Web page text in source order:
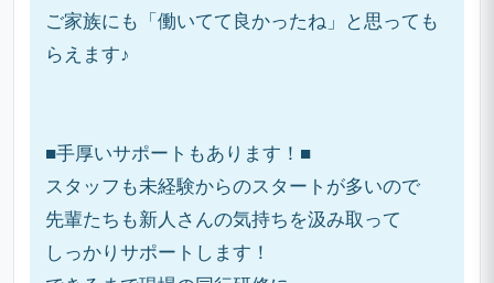
ご家族にも「働いてて良かったね」と思っても
らえます♪
■手厚いサポートもあります！■
スタッフも未経験からのスタートが多いので
先輩たちも新人さんの気持ちを汲み取って
しっかりサポートします！